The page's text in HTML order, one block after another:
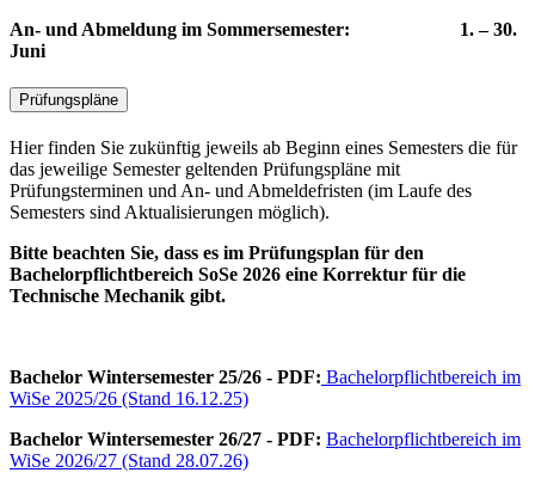
An- und Abmeldung im Sommersemester: 1. – 30.
Juni
Prüfungspläne
Hier finden Sie zukünftig jeweils ab Beginn eines Semesters die für
das jeweilige Semester geltenden Prüfungspläne mit
Prüfungsterminen und An- und Abmeldefristen (im Laufe des
Semesters sind Aktualisierungen möglich).
Bitte beachten Sie, dass es im Prüfungsplan für den
Bachelorpflichtbereich SoSe 2026 eine Korrektur für die
Technische Mechanik gibt.
Bachelor Wintersemester 25/26 - PDF: Bachelorpflichtbereich im
WiSe 2025/26 (Stand 16.12.25)
Bachelor Wintersemester 26/27 - PDF: Bachelorpflichtbereich im
WiSe 2026/27 (Stand 28.07.26)